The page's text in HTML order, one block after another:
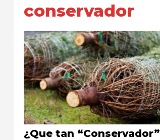
conservador
¿Que tan “Conservador”